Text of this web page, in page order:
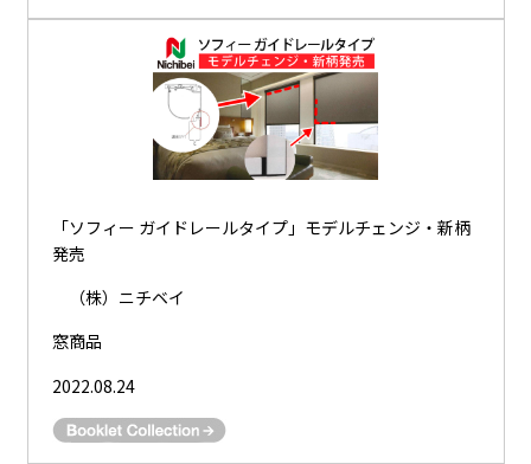
「ソフィー ガイドレールタイプ」モデルチェンジ・新柄
発売
（株）ニチベイ
窓商品
2022.08.24